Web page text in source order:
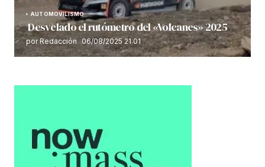
AUTOMOVILISMO
Desvelado el rutómetro del «Volcanes» 2025
por Redacción 06/08/2025 21:01